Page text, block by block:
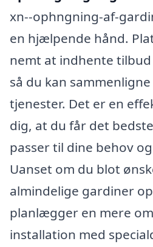
xn--ophngning-af-
en hjælpende hånd.
nemt at indhente
så du kan
tjenester. Det er en
dig, at du får det
passer til dine behov
Uanset om du blot
almindelige gardiner
planlægger en mere
installation med